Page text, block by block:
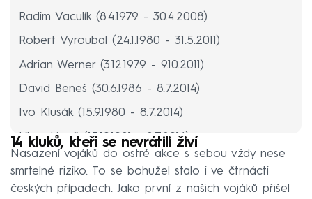
Radim Vaculík (8.4.1979 - 30.4.2008)
Robert Vyroubal (24.1.1980 - 31.5.2011)
Adrian Werner (3.12.1979 - 9.10.2011)
David Beneš (30.6.1986 - 8.7.2014)
Ivo Klusák (15.9.1980 - 8.7.2014)
Libor Ligač (15.10.1981 - 8.7.2014)
Jan Šenkýř (8.11.1975 - 8.7.2014)
Jaroslav Lieskovan (14.1.1975 - 14.7.2014)
14 kluků, kteří se nevrátili živí
Nasazení vojáků do ostré akce s sebou vždy nese
smrtelné riziko. To se bohužel stalo i ve čtrnácti
českých případech. Jako první z našich vojáků přišel